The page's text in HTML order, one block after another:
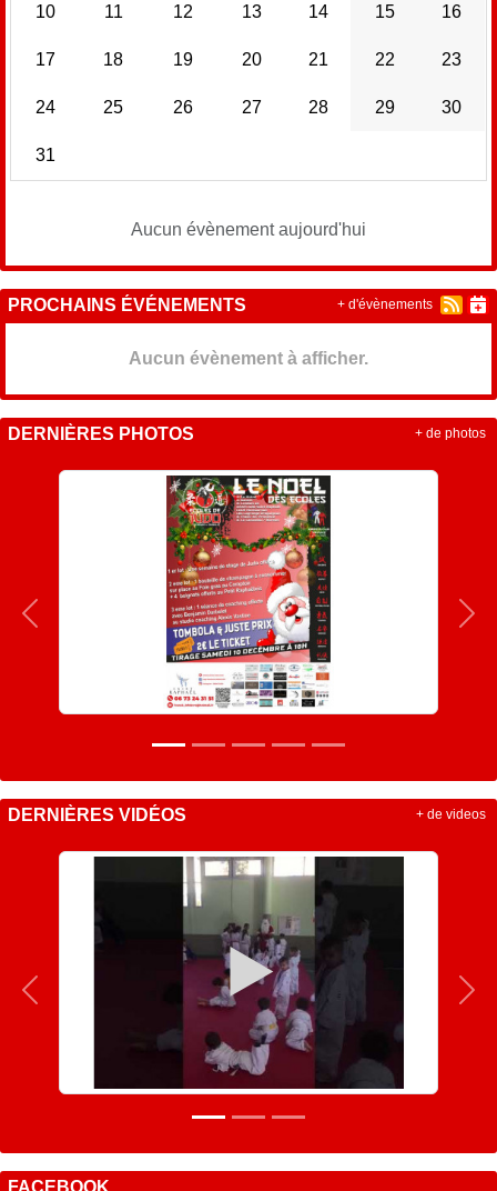
10 11 12 13 14 15 16
17 18 19 20 21 22 23
24 25 26 27 28 29 30
31
Aucun évènement aujourd'hui
PROCHAINS ÉVÉNEMENTS
Aucun évènement à afficher.
+ d'évènements
DERNIÈRES PHOTOS
Précedent
+ de photos
DERNIÈRES VIDÉOS
Précedent
+ de videos